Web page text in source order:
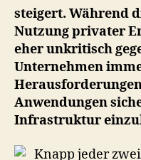
steigert. Während
Nutzung privater
eher unkritisch
Unternehmen
Anwendungen
Infrastruktur